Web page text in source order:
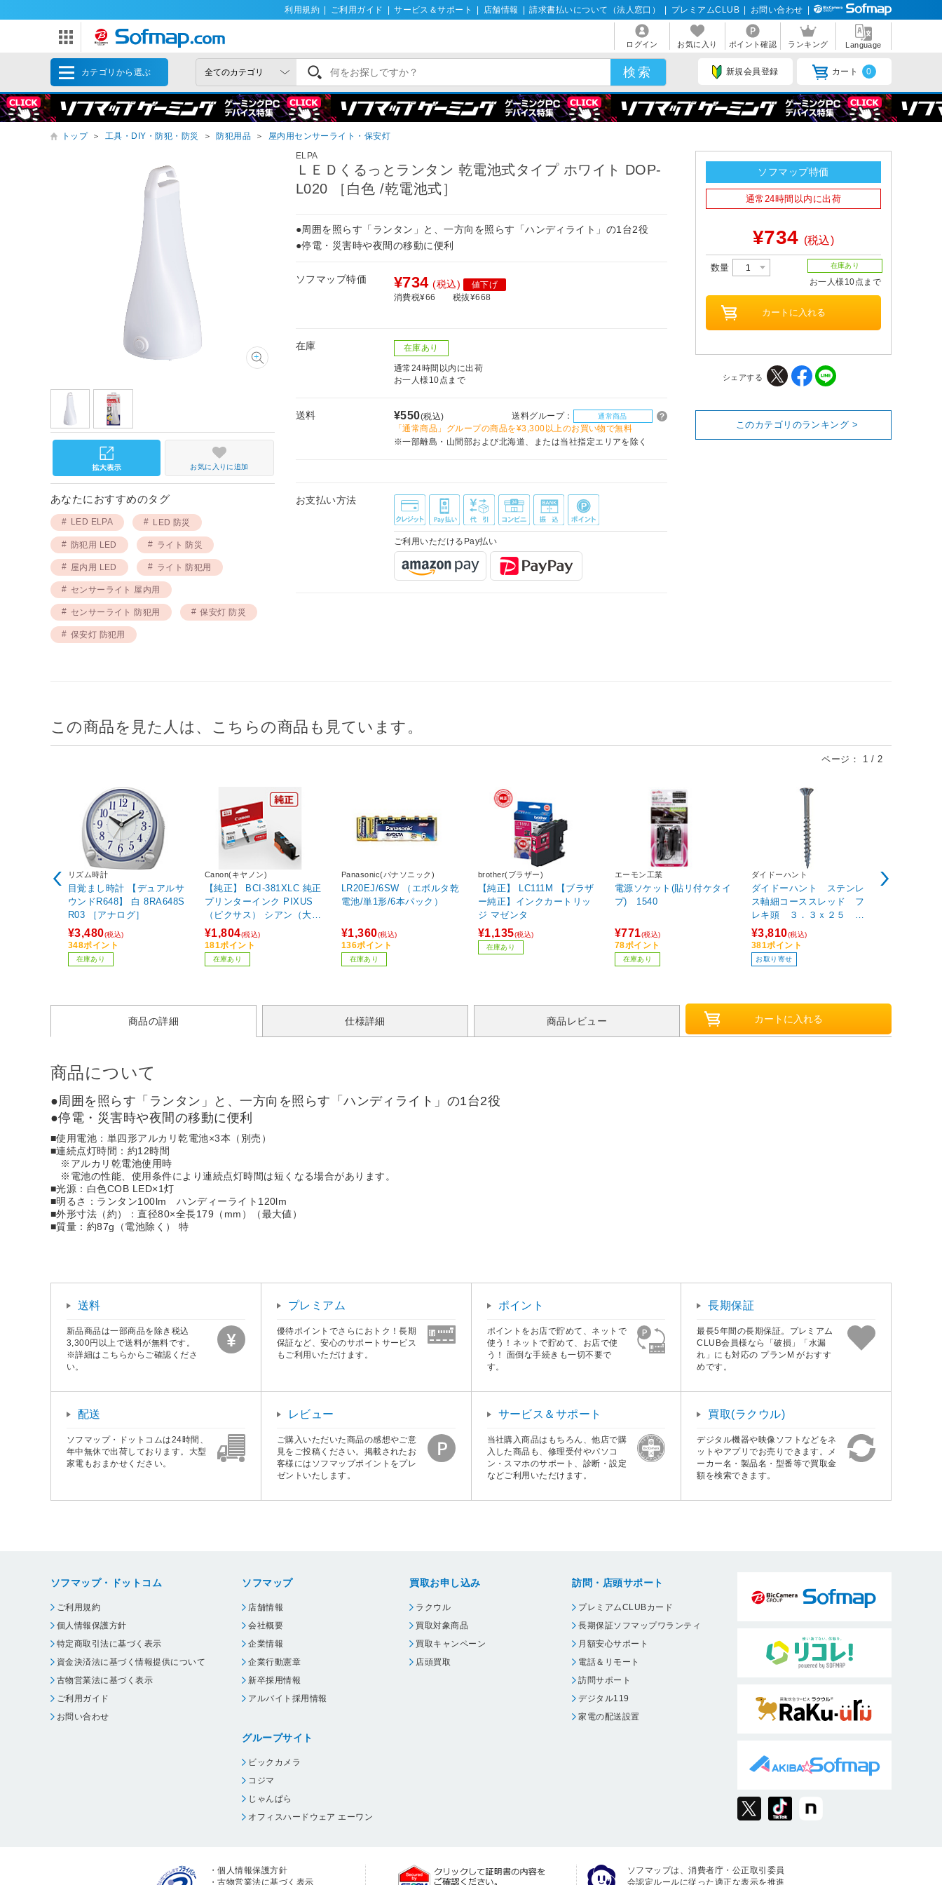
利用規約 ご利用ガイド サービス＆サポート 店舗情報 請求書払いについて（法人窓口） プレミアムCLUB お問い合わせ
ログイン お気に入り ポイント確認 ランキング Language
カテゴリから選ぶ 新規会員登録 カート 0
トップ ＞ 工具・DIY・防犯・防災 ＞ 防犯用品 ＞
屋内用センサーライト・保安灯
ELPA
ＬＥＤくるっとランタン 乾電池式タイプ ホワイト DOP-
L020 ［白色 /乾電池式］
●周囲を照らす「ランタン」と、一方向を照らす「ハンディライト」の1台2役
●停電・災害時や夜間の移動に便利
ソフマップ特価 ¥734 (税込)
値下げ
消費税¥66
税抜¥668
在庫 在庫あり
通常24時間以内に出荷
お一人様10点まで
送料 ¥550(税込) 送料グループ： 通常商品
「通常商品」グループの商品を¥3,300以上のお買い物で無料
※一部離島・山間部および北海道、または当社指定エリアを除く
お支払い方法
ご利用いただけるPay払い
お気に入りに追加
あなたにおすすめのタグ
LED ELPA LED 防災
防犯用 LED ライト 防災
屋内用 LED ライト 防犯用
センサーライト 屋内用
センサーライト 防犯用 保安灯 防災
保安灯 防犯用
ソフマップ特価
通常24時間以内に出荷
¥734 (税込)
数量 在庫あり
お一人様10点まで
シェアする
このカテゴリのランキング >
この商品を見た人は、こちらの商品も見ています。
ページ： 1 / 2
リズム時計
目覚まし時計 【デュアルサ
ウンドR648】 白 8RA648S
R03 ［アナログ］
¥3,480(税込)
348ポイント
在庫あり
Canon(キヤノン)
【純正】 BCI-381XLC 純正
プリンターインク PIXUS
（ピクサス） シアン（大容
量）
¥1,804(税込)
181ポイント
在庫あり
Panasonic(パナソニック)
LR20EJ/6SW （エボルタ乾
電池/単1形/6本パック）
¥1,360(税込)
136ポイント
在庫あり
brother(ブラザー)
【純正】 LC111M 【ブラザ
ー純正】インクカートリッ
ジ マゼンタ
¥1,135(税込)
在庫あり
エーモン工業
電源ソケット(貼リ付ケタイ
プ) 1540
¥771(税込)
78ポイント
在庫あり
ダイドーハント
ダイドーハント ステンレ
ス軸細コーススレッド フ
レキ頭 ３．３ｘ２５
（約１０００本入） 000478
46
¥3,810(税込)
381ポイント
お取り寄せ
商品の詳細 仕様詳細 商品レビュー
商品について
●周囲を照らす「ランタン」と、一方向を照らす「ハンディライト」の1台2役
●停電・災害時や夜間の移動に便利
■使用電池：単四形アルカリ乾電池×3本（別売）
■連続点灯時間：約12時間
※アルカリ乾電池使用時
※電池の性能、使用条件により連続点灯時間は短くなる場合があります。
■光源：白色COB LED×1灯
■明るさ：ランタン100lm ハンディーライト120lm
■外形寸法（約）：直径80×全長179（mm）（最大値）
■質量：約87g（電池除く） 特
送料
新品商品は一部商品を除き税込
3,300円以上で送料が無料です。
※詳細はこちらからご確認くださ
い。
プレミアム
優待ポイントでさらにおトク！長期
保証など、安心のサポートサービス
もご利用いただけます。
ポイント
ポイントをお店で貯めて、ネットで
使う！ネットで貯めて、お店で使
う！ 面倒な手続きも一切不要で
す。
長期保証
最長5年間の長期保証。プレミアム
CLUB会員様なら「破損」「水漏
れ」にも対応の プランM がおすす
めです。
配送
ソフマップ・ドットコムは24時間、
年中無休で出荷しております。大型
家電もおまかせください。
レビュー
ご購入いただいた商品の感想やご意
見をご投稿ください。掲載されたお
客様にはソフマップポイントをプレ
ゼントいたします。
サービス＆サポート
当社購入商品はもちろん、他店で購
入した商品も、修理受付やパソコ
ン・スマホのサポート、診断・設定
などご利用いただけます。
買取(ラクウル)
デジタル機器や映像ソフトなどをネ
ットやアプリでお売りできます。メ
ーカー名・製品名・型番等で買取金
額を検索できます。
ソフマップ・ドットコム
ご利用規約
個人情報保護方針
特定商取引法に基づく表示
資金決済法に基づく情報提供について
古物営業法に基づく表示
ご利用ガイド
お問い合わせ
ソフマップ
店舗情報
会社概要
企業情報
企業行動憲章
新卒採用情報
アルバイト採用情報
グループサイト
ビックカメラ
コジマ
じゃんぱら
オフィスハードウェア エーワン
買取お申し込み
ラクウル
買取対象商品
買取キャンペーン
店頭買取
訪問・店頭サポート
プレミアムCLUBカード
長期保証ソフマップワランティ
月額安心サポート
電話＆リモート
訪問サポート
デジタル119
家電の配送設置
・個人情報保護方針
・古物営業法に基づく表示
ソフマップは、消費者庁・公正取引委員
会認定ルールに従った適正な表示を推進